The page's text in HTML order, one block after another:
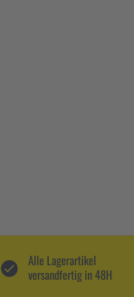
Alle Lagerartikel
versandfertig in 48H